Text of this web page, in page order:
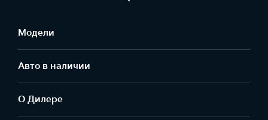
Модели
Авто в наличии
О Дилере